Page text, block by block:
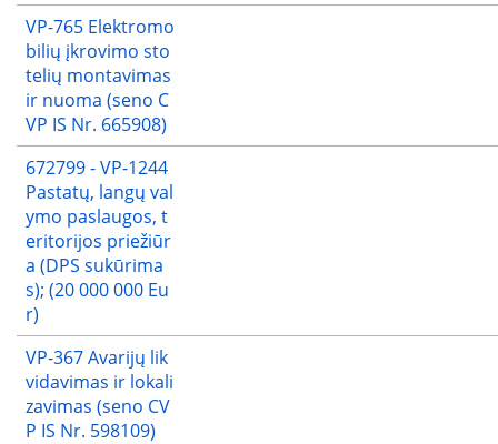
VP-765 Elektromo
bilių įkrovimo sto
telių montavimas
ir nuoma (seno C
VP IS Nr. 665908)
672799 - VP-1244
Pastatų, langų val
ymo paslaugos, t
eritorijos priežiūr
a (DPS sukūrima
s); (20 000 000 Eu
r)
VP-367 Avarijų lik
vidavimas ir lokali
zavimas (seno CV
P IS Nr. 598109)